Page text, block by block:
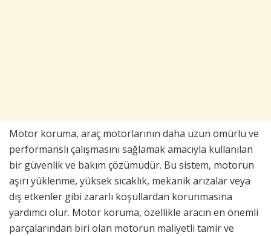
Motor koruma, araç motorlarının daha uzun ömürlü ve
performanslı çalışmasını sağlamak amacıyla kullanılan
bir güvenlik ve bakım çözümüdür. Bu sistem, motorun
aşırı yüklenme, yüksek sıcaklık, mekanik arızalar veya
dış etkenler gibi zararlı koşullardan korunmasına
yardımcı olur. Motor koruma, özellikle aracın en önemli
parçalarından biri olan motorun maliyetli tamir ve